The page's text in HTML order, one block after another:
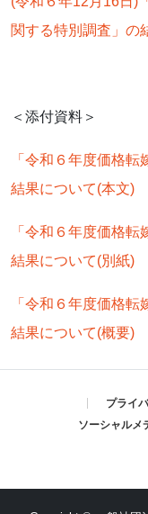
関する特別調査」の
＜添付資料＞
「令和６年度価格
結果について(本文)
「令和６年度価格
結果について(別紙)
「令和６年度価格
結果について(概要)
プライ
ソーシャルメ